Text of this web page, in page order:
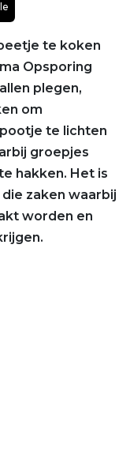
te koken
Opsporing
plegen,
om
te lichten
groepjes
hakken. Het is
zaken waarbij
worden en